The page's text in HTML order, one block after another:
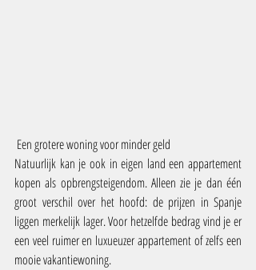
Een grotere woning voor minder geld
Natuurlijk kan je ook in eigen land een appartement
kopen als opbrengsteigendom. Alleen zie je dan één
groot verschil over het hoofd: de prijzen in Spanje
liggen merkelijk lager. Voor hetzelfde bedrag vind je er
een veel ruimer en luxueuzer appartement of zelfs een
mooie vakantiewoning.